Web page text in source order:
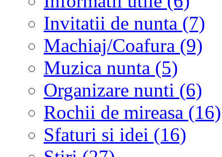
Invitatii de nunta (7)
Machiaj/Coafura (9)
Muzica nunta (5)
Organizare nunti (6)
Rochii de mireasa (16)
Sfaturi si idei (16)